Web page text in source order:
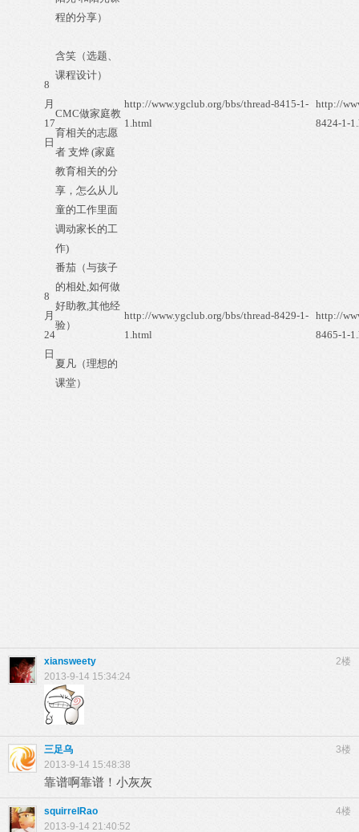
8
月
17
日
程的分享）
含笑（选题、
课程设计）
CMC做家庭教
育相关的志愿
者 支烨 (家庭
教育相关的分
享，怎么从儿
童的工作里面
调动家长的工
作)
http://www.ygclub.org/bbs/thread-8415-1-
1.html
http://
8424-1-
8
月
24
日
番茄（与孩子
的相处,如何做
好助教,其他经
验）
夏凡（理想的
课堂）
http://www.ygclub.org/bbs/thread-8429-1-
1.html
http://
8465-1-
2楼
xiansweety
2013-9-14 15:34:24
3楼
三足乌
2013-9-14 15:48:38
靠谱啊靠谱！小灰灰
4楼
squirrelRao
2013-9-14 21:40:52